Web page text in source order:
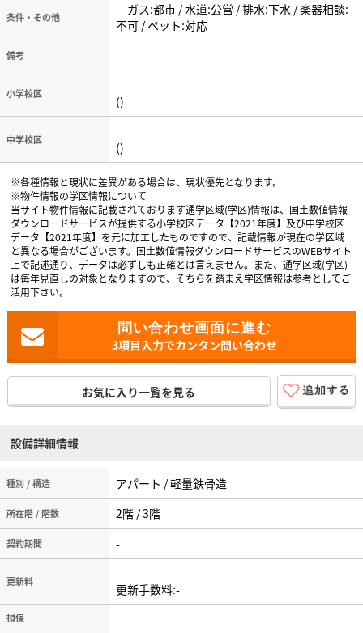
条件・その他
ガス:都市 / 水道:公営 / 排水:下水 / 楽器相談:
不可 / ペット:対応
備考 -
小学校区 ()
中学校区 ()
※各種情報と現状に差異がある場合は、現状優先となります。
※物件情報の学区情報について
当サイト物件情報に記載されております通学区域(学区)情報は、国土数値情報
ダウンロードサービスが提供する小学校区データ【2021年度】及び中学校区
データ【2021年度】を元に加工したものですので、記載情報が現在の学区域
と異なる場合がございます。国土数値情報ダウンロードサービスのWEBサイト
上で記述通り、データは必ずしも正確とは言えません。また、通学区域(学区)
は毎年見直しの対象となりますので、そちらを踏まえ学区情報は参考としてご
活用下さい。
3項目入力でカンタン問い合わせ
お気に入り一覧を見る
設備詳細情報
種別 / 構造 アパート / 軽量鉄骨造
所在階 / 階数 2階 / 3階
契約期間 -
更新料 更新手数料:-
損保